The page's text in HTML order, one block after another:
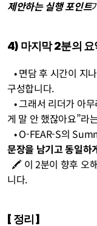
제안하는 실행 포인트
4) 마지막 2분의
   • 면담 후 시간이 지나면, 사람들은 감정과 기억을 섞어 내용을 재
구성합니다.
   • 그래서 리더가 아무리 성실하게 설명해도 “그때 팀장님이 그렇
게 말 안 했잖아요”라
• O-FEAR-S의
문장을 남기고 동일하
니다.
[ 정리 ]